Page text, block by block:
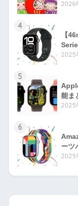
2026
4
【
2025
5
能ま
2025
6
ーツ
2025